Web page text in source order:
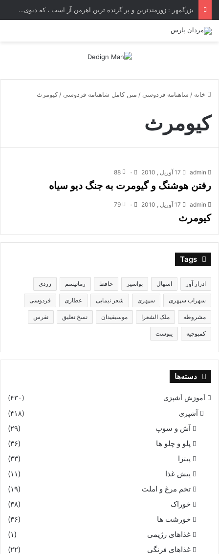
بزرگمهر : زورمندترین و پر گزنده ترین اهرمن آز است ، که دیوی است ستمکار و دیر ساز
خانه / شاهنامه فردوسی / متن کامل شاهنامه فردوسی / كيومرث
كيومرث
admin 17 آوریل , 2010 ۰ 88
رفتن هوشنگ و گیومرت به جنگ دیو سیاه
admin 17 آوریل , 2010 ۰ 79
کیومرث
Tags
ادرار آور اسهال بواسیر حافظ رماتیسم زردی
سهراب سپهری سپهری شعر نیمایی عطاری فردوسی
مشروطه ملک الشعرا موسیقیدان نسخ تعلیق نقرس
کمبوجیه یبوست
دسته‌ها
آموزش آشپزی (۴۳۰)
آشپزی (۴۱۸)
آش و سوپ
(۲۹)
پلو و چلو ها
(۳۶)
پیتزا
(۳۳)
پیش غذا
(۱۱)
تخم مرغ و املت
(۱۹)
خوراک
(۳۸)
خورشت ها
(۳۶)
غذاهای رژیمی
(۱)
غذاهای فرنگی
(۲۲)